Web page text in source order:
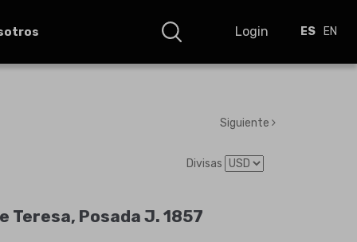
Login ES EN
Siguiente
Divisas
Teresa, Posada J. 1857